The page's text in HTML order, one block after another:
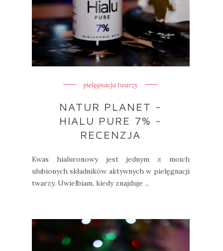
pielęgnacja twarzy
NATUR PLANET -
HIALU PURE 7% -
RECENZJA
Kwas hialuronowy jest jednym z moich
ulubionych składników aktywnych w pielęgnacji
twarzy. Uwielbiam, kiedy znajduje ...